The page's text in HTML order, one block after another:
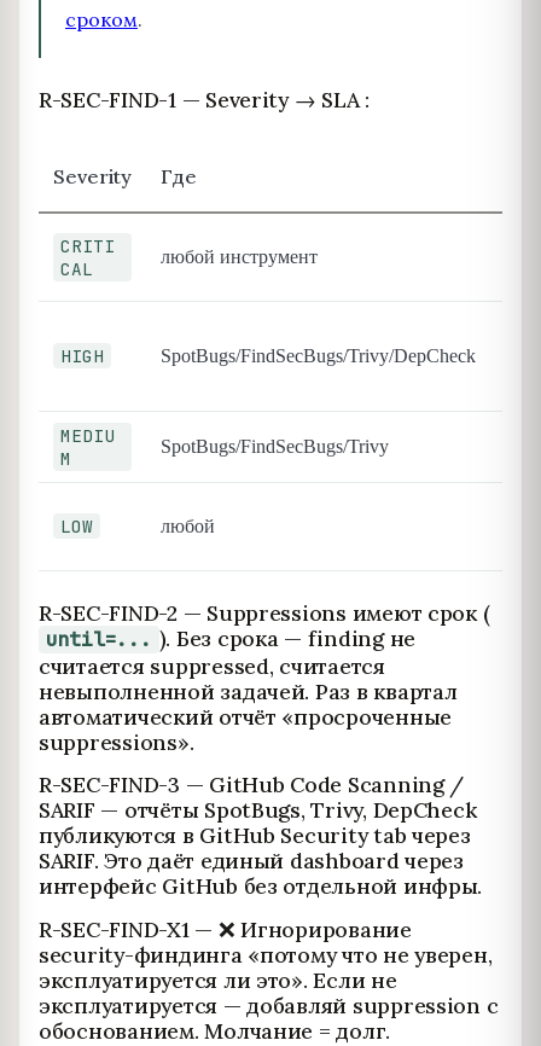
сроком.
R-SEC-FIND-1 — Severity → SLA :
Severity Где
CRITI
CAL
любой инструмент
HIGH SpotBugs/FindSecBugs/Trivy/DepCheck
MEDIU
M
SpotBugs/FindSecBugs/Trivy
LOW любой
R-SEC-FIND-2 — Suppressions имеют срок (
until=... ). Без срока — finding не
считается suppressed, считается
невыполненной задачей. Раз в квартал
автоматический отчёт «просроченные
suppressions».
R-SEC-FIND-3 — GitHub Code Scanning /
SARIF — отчёты SpotBugs, Trivy, DepCheck
публикуются в GitHub Security tab через
SARIF. Это даёт единый dashboard через
интерфейс GitHub без отдельной инфры.
R-SEC-FIND-X1 — ❌ Игнорирование
security-финдинга «потому что не уверен,
эксплуатируется ли это». Если не
эксплуатируется — добавляй suppression с
обоснованием. Молчание = долг.